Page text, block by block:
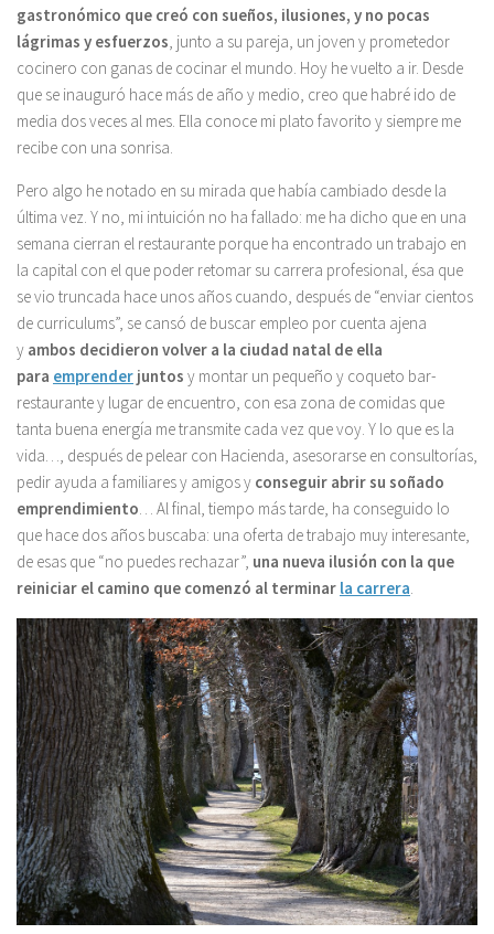
gastronómico que creó con sueños, ilusiones, y no pocas
lágrimas y esfuerzos, junto a su pareja, un joven y prometedor
cocinero con ganas de cocinar el mundo. Hoy he vuelto a ir. Desde
que se inauguró hace más de año y medio, creo que habré ido de
media dos veces al mes. Ella conoce mi plato favorito y siempre me
recibe con una sonrisa.
Pero algo he notado en su mirada que había cambiado desde la
última vez. Y no, mi intuición no ha fallado: me ha dicho que en una
semana cierran el restaurante porque ha encontrado un trabajo en
la capital con el que poder retomar su carrera profesional, ésa que
se vio truncada hace unos años cuando, después de “enviar cientos
de curriculums”, se cansó de buscar empleo por cuenta ajena
y ambos decidieron volver a la ciudad natal de ella
para emprender juntos y montar un pequeño y coqueto bar-
restaurante y lugar de encuentro, con esa zona de comidas que
tanta buena energía me transmite cada vez que voy. Y lo que es la
vida…, después de pelear con Hacienda, asesorarse en consultorías,
pedir ayuda a familiares y amigos y conseguir abrir su soñado
emprendimiento… Al final, tiempo más tarde, ha conseguido lo
que hace dos años buscaba: una oferta de trabajo muy interesante,
de esas que “no puedes rechazar”, una nueva ilusión con la que
reiniciar el camino que comenzó al terminar la carrera.